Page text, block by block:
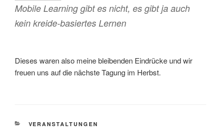
Mobile Learning gibt es nicht, es gibt ja auch
kein kreide-basiertes Lernen
Dieses waren also meine bleibenden Eindrücke und wir
freuen uns auf die nächste Tagung im Herbst.
KATEGORIEN
VERANSTALTUNGEN